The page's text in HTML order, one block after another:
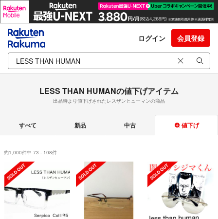
ログイン 会員登録
LESS THAN HUMANの値下げアイテム
出品時より値下げされたレスザンヒューマンの商品
すべて 新品 中古 値下げ
約1,000件中 73 - 108件